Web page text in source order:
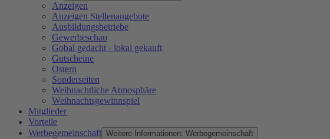
Anzeigen
Anzeigen Stellenangebote
Ausbildungsbetriebe
Gewerbeschau
Gobal gedacht - lokal gekauft
Gutscheine
Ostern
Sonderseiten
Weihnachtliche Atmosphäre
Weihnachtsgewinnspiel
Mitglieder
Vorteile
Werbegemeinschaft Weitere Informationen: Werbegemeinschaft